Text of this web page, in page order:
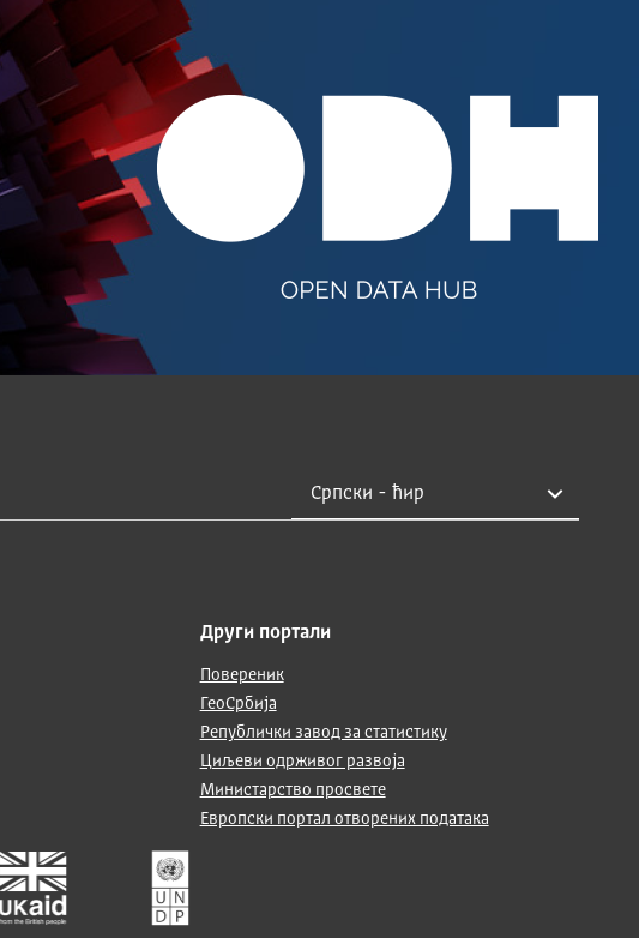
Други портали
Повереник
ГеоСрбија
Републички завод за статистику
Циљеви одрживог развоја
Министарство просвете
Европски портал отворених података